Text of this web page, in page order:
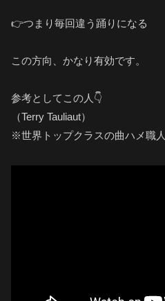
👉つまり毎回違う踊りになる
この方向、かなり有効です。
参考としてこの人👇
（Terry Tauliaut）
※世界トップクラスの曲ハメ職人